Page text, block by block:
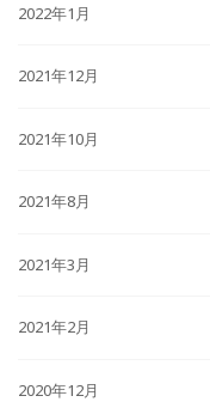
2022年1月
2021年12月
2021年10月
2021年8月
2021年3月
2021年2月
2020年12月